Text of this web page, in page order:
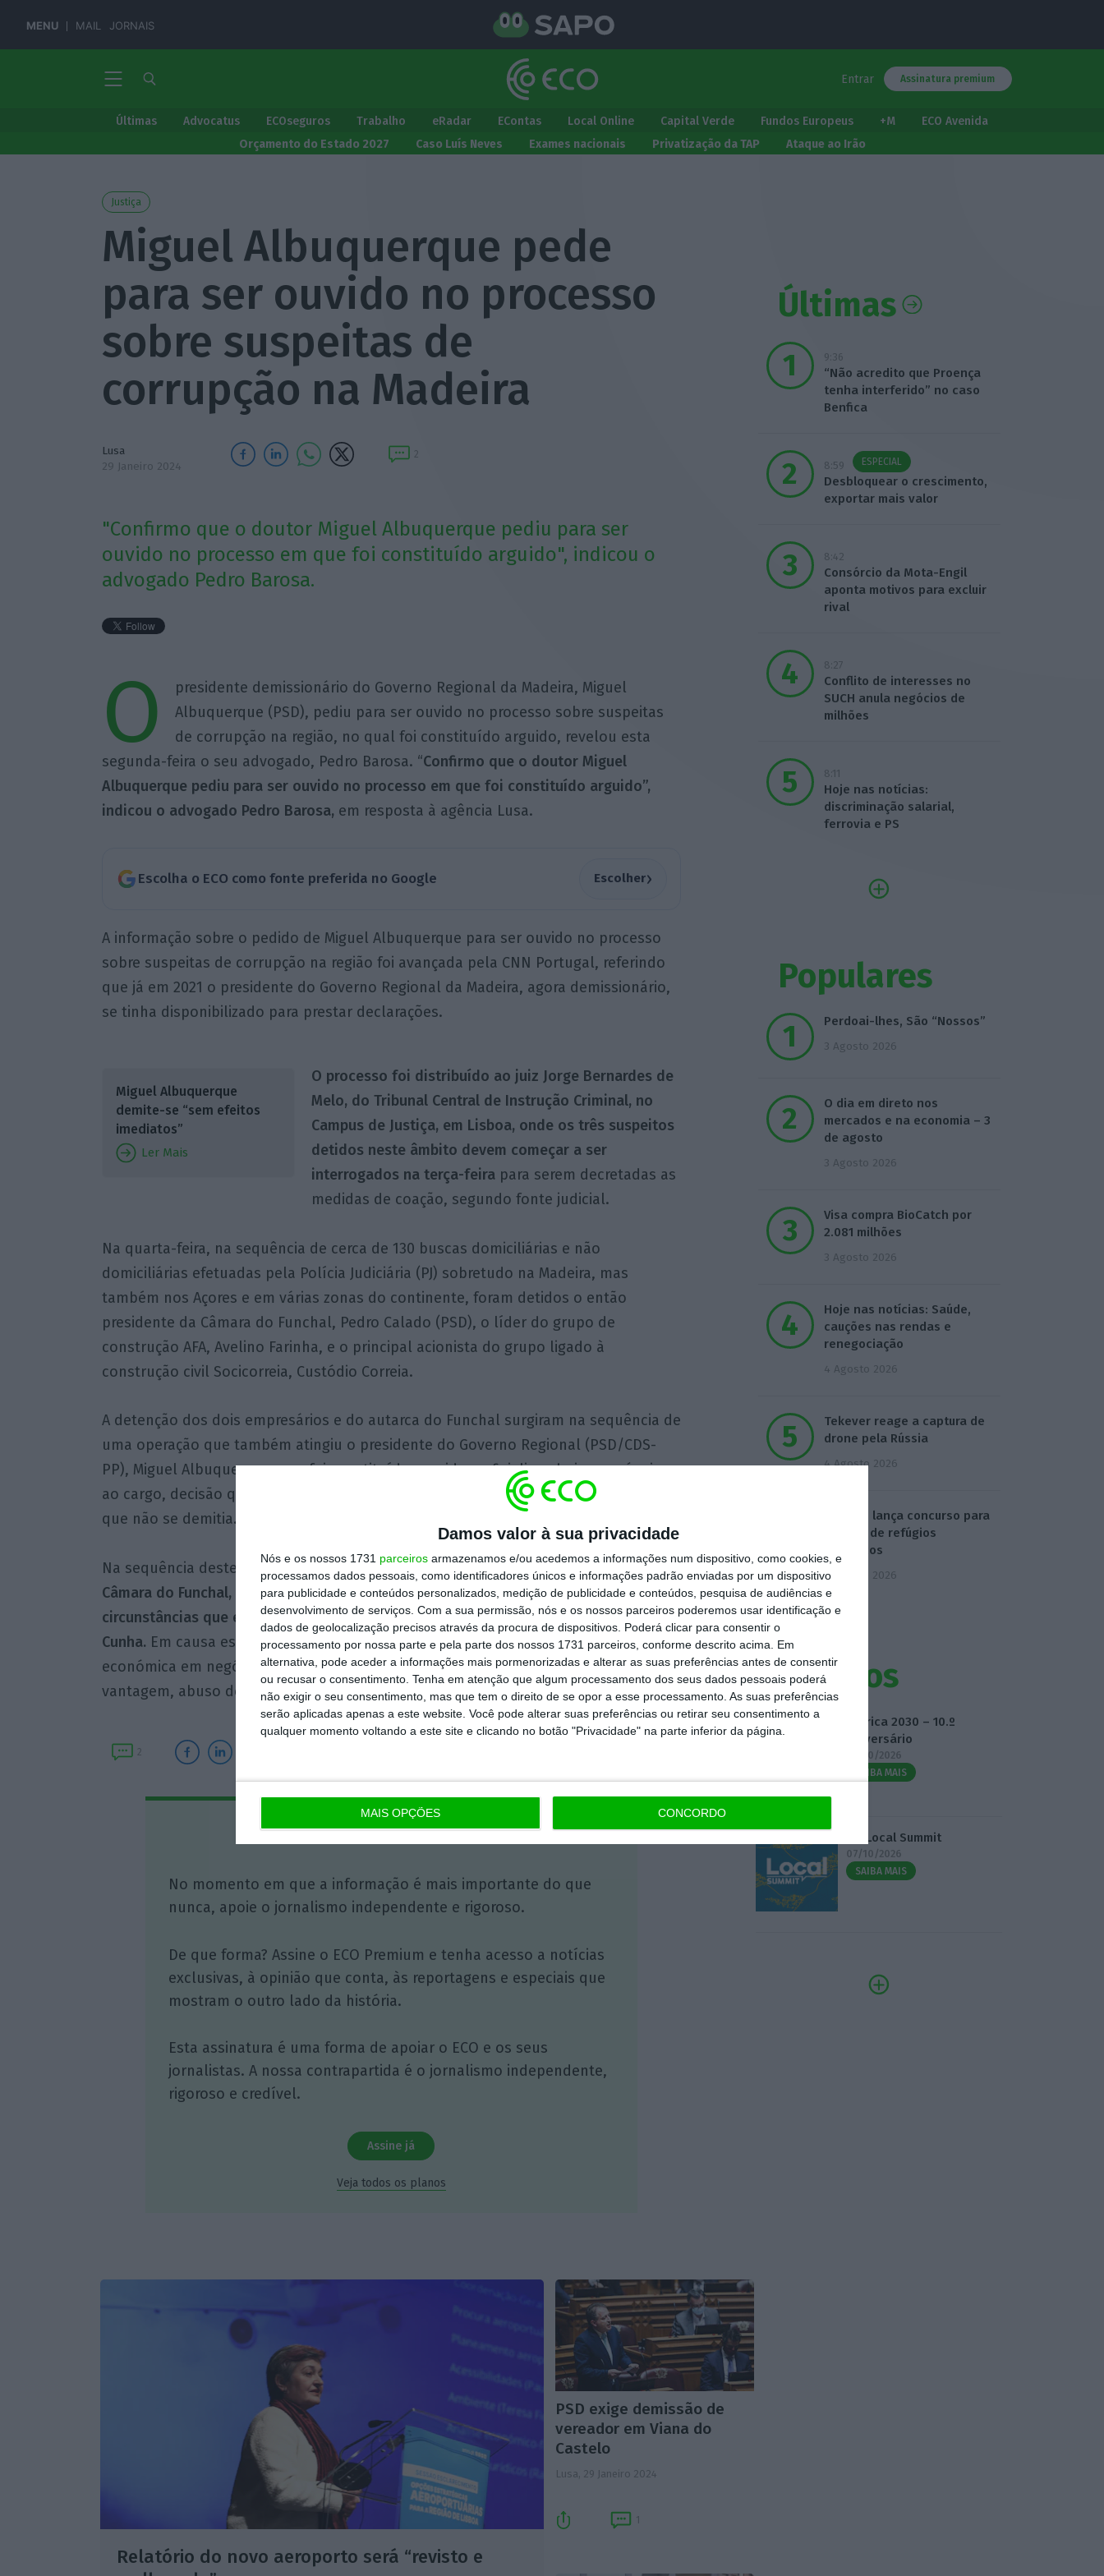
Damos valor à sua privacidade
Nós e os nossos 1731 parceiros armazenamos e/ou acedemos a informações num dispositivo, como cookies, e
processamos dados pessoais, como identificadores únicos e informações padrão enviadas por um dispositivo
para publicidade e conteúdos personalizados, medição de publicidade e conteúdos, pesquisa de audiências e
desenvolvimento de serviços. Com a sua permissão, nós e os nossos parceiros poderemos usar identificação e
dados de geolocalização precisos através da procura de dispositivos. Poderá clicar para consentir o
processamento por nossa parte e pela parte dos nossos 1731 parceiros, conforme descrito acima. Em
alternativa, pode aceder a informações mais pormenorizadas e alterar as suas preferências antes de consentir
ou recusar o consentimento. Tenha em atenção que algum processamento dos seus dados pessoais poderá
não exigir o seu consentimento, mas que tem o direito de se opor a esse processamento. As suas preferências
serão aplicadas apenas a este website. Você pode alterar suas preferências ou retirar seu consentimento a
qualquer momento voltando a este site e clicando no botão "Privacidade" na parte inferior da página.
MAIS OPÇÕES CONCORDO
MENU MAIL JORNAIS
Entrar Assinatura premium
Últimas Advocatus ECOseguros Trabalho eRadar EContas Local Online Capital Verde Fundos Europeus +M
ECO Avenida
Orçamento do Estado 2027
Caso Luís Neves Exames nacionais Privatização da TAP Ataque ao Irão
Justiça
Miguel Albuquerque pede
para ser ouvido no processo
sobre suspeitas de
corrupção na Madeira
Lusa
29 Janeiro 2024
2
"Confirmo que o doutor Miguel Albuquerque pediu para ser
ouvido no processo em que foi constituído arguido", indicou o
advogado Pedro Barosa.
O
presidente demissionário do Governo Regional da Madeira, Miguel
Albuquerque (PSD), pediu para ser ouvido no processo sobre suspeitas
de corrupção na região, no qual foi constituído arguido, revelou esta
segunda-feira o seu advogado, Pedro Barosa. “Confirmo que o doutor Miguel
Albuquerque pediu para ser ouvido no processo em que foi constituído arguido”,
indicou o advogado Pedro Barosa, em resposta à agência Lusa.
Escolha o ECO como fonte preferida no Google Escolher›
A informação sobre o pedido de Miguel Albuquerque para ser ouvido no processo
sobre suspeitas de corrupção na região foi avançada pela CNN Portugal, referindo
que já em 2021 o presidente do Governo Regional da Madeira, agora demissionário,
se tinha disponibilizado para prestar declarações.
Miguel Albuquerque
demite-se “sem efeitos
imediatos”
Ler Mais
O processo foi distribuído ao juiz Jorge Bernardes de
Melo, do Tribunal Central de Instrução Criminal, no
Campus de Justiça, em Lisboa, onde os três suspeitos
detidos neste âmbito devem começar a ser
interrogados na terça-feirapara serem decretadas as
medidas de coação, segundo fonte judicial.
Na quarta-feira, na sequência de cerca de 130 buscas domiciliárias e não
domiciliárias efetuadas pela Polícia Judiciária (PJ) sobretudo na Madeira, mas
também nos Açores e em várias zonas do continente, foram detidos o então
presidente da Câmara do Funchal, Pedro Calado (PSD), o líder do grupo de
construção AFA, Avelino Farinha, e o principal acionista do grupo ligado à
construção civil Socicorreia, Custódio Correia.
A detenção dos dois empresários e do autarca do Funchal surgiram na sequência de
uma operação que também atingiu o presidente do Governo Regional (PSD/CDS-
PP), Miguel Albuquerque, que foi constituído arguido e oficializou hoje a renúncia
ao cargo, decisão que anunciou na sexta-feira, apesar de inicialmente ter afirmado
que não se demitia.
Na sequência deste processo,Pedro Calado renunciou ao cargo de presidente da
Câmara do Funchal, porque “entendeu que era a conduta adequada face às
circunstâncias que está a atravessar”, referiu no sábado o seu advogado, Paulo Sá e
Cunha. Em causa estão suspeitas de corrupção ativa e passiva, participação
económica em negócio, prevaricação, recebimento ou oferta indevidos de
vantagem, abuso de poderes e tráfico de influência, segundo a PJ.
2
Assine o ECO Premium
No momento em que a informação é mais importante do que
nunca, apoie o jornalismo independente e rigoroso.
De que forma? Assine o ECO Premium e tenha acesso a notícias
exclusivas, à opinião que conta, às reportagens e especiais que
mostram o outro lado da história.
Esta assinatura é uma forma de apoiar o ECO e os seus
jornalistas. A nossa contrapartida é o jornalismo independente,
rigoroso e credível.
Assine já
Veja todos os planos
Últimas
9:36
“Não acredito que Proença
tenha interferido” no caso
Benfica
8:59 ESPECIAL
Desbloquear o crescimento,
exportar mais valor
8:42
Consórcio da Mota-Engil
aponta motivos para excluir
rival
8:27
Conflito de interesses no
SUCH anula negócios de
milhões
8:11
Hoje nas notícias:
discriminação salarial,
ferrovia e PS
Populares
Perdoai-lhes, São “Nossos”
3 Agosto 2026
O dia em direto nos
mercados e na economia – 3
de agosto
3 Agosto 2026
Visa compra BioCatch por
2.081 milhões
3 Agosto 2026
Hoje nas notícias: Saúde,
cauções nas rendas e
renegociação
4 Agosto 2026
Tekever reage a captura de
drone pela Rússia
4 Agosto 2026
Turismo lança concurso para
criação de refúgios
climáticos
5 Agosto 2026
Eventos
Fábrica 2030 – 10.º
Aniversário
14/10/2026
SAIBA MAIS
3.º Local Summit
07/10/2026
SAIBA MAIS
Relatório do novo aeroporto será “revisto e
PSD exige demissão de
vereador em Viana do
Castelo
Lusa, 29 Janeiro 2024